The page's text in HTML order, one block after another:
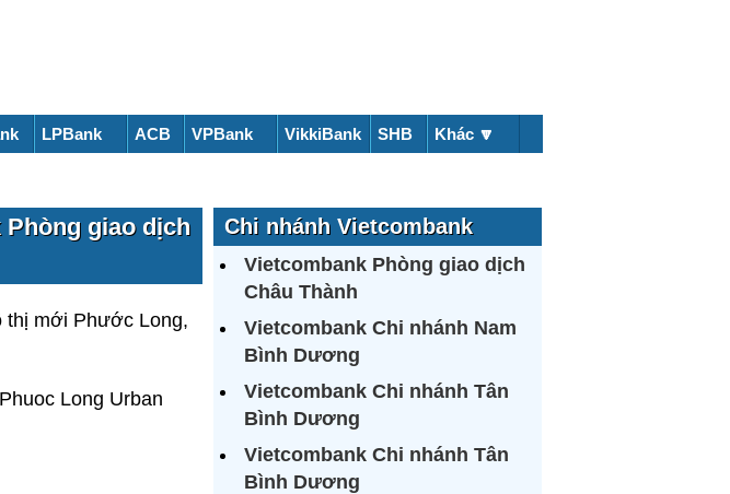
LPBank ACB VPBank VikkiBank SHB Khác 🔽
Phòng giao dịch
thị mới Phước Long,
Long Urban
Chi nhánh Vietcombank
Vietcombank Phòng giao dịch
Châu Thành
Vietcombank Chi nhánh Nam
Bình Dương
Vietcombank Chi nhánh Tân
Bình Dương
Vietcombank Chi nhánh Tân
Bình Dương